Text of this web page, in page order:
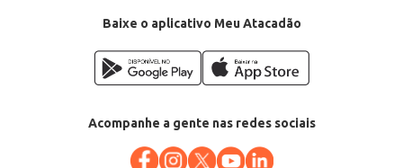
Baixe o aplicativo Meu Atacadão
Acompanhe a gente nas redes sociais